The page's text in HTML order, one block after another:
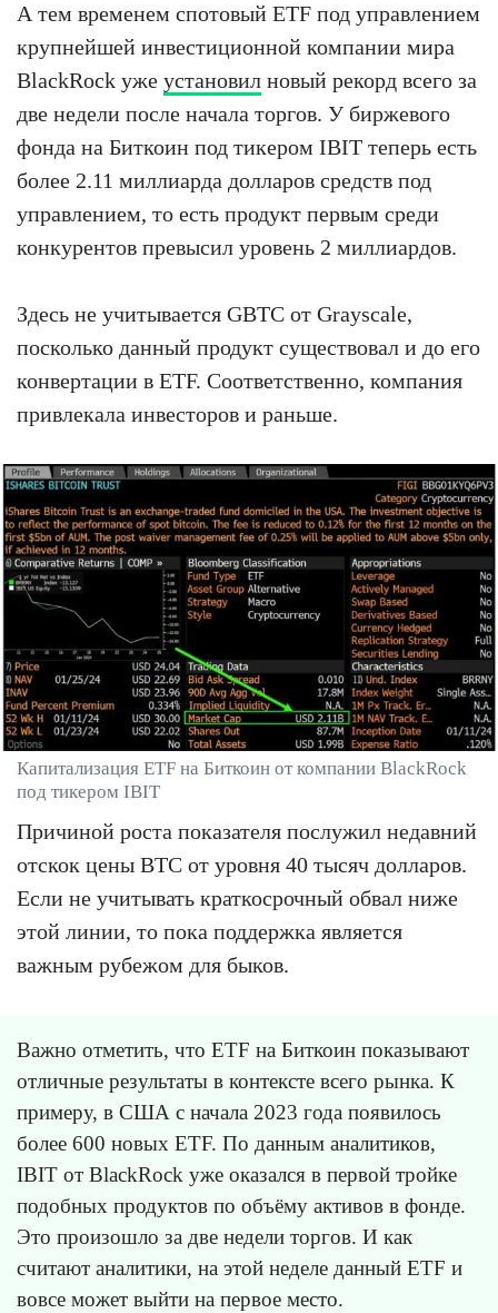
А тем временем спотовый ETF под управлением
крупнейшей инвестиционной компании мира
BlackRock уже установил новый рекорд всего за
две недели после начала торгов. У биржевого
фонда на Биткоин под тикером IBIT теперь есть
более 2.11 миллиарда долларов средств под
управлением, то есть продукт первым среди
конкурентов превысил уровень 2 миллиардов.
Здесь не учитывается GBTC от Grayscale,
посколько данный продукт существовал и до его
конвертации в ETF. Соответственно, компания
привлекала инвесторов и раньше.
Капитализация ETF на Биткоин от компании BlackRock
под тикером IBIT
Причиной роста показателя послужил недавний
отскок цены BTC от уровня 40 тысяч долларов.
Если не учитывать краткосрочный обвал ниже
этой линии, то пока поддержка является
важным рубежом для быков.
Важно отметить, что ETF на Биткоин показывают
отличные результаты в контексте всего рынка. К
примеру, в США с начала 2023 года появилось
более 600 новых ETF. По данным аналитиков,
IBIT от BlackRock уже оказался в первой тройке
подобных продуктов по объёму активов в фонде.
Это произошло за две недели торгов. И как
считают аналитики, на этой неделе данный ETF и
вовсе может выйти на первое место.